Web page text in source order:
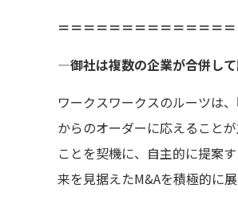
＝＝＝＝＝＝＝＝＝＝＝＝＝
―御社は複数の企業が合併して
ワークスワークスのルーツは
からのオーダーに応えること
ことを契機に、自主的に提案
来を見据えたM&Aを積極的に